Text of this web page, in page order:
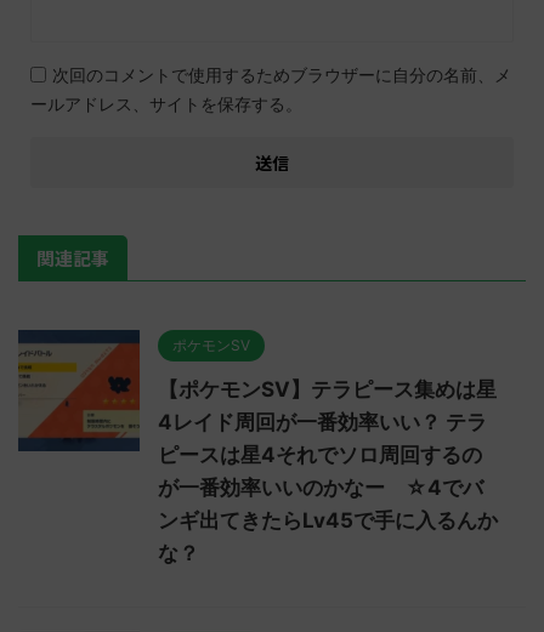
次回のコメントで使用するためブラウザーに自分の名前、メ
ールアドレス、サイトを保存する。
関連記事
ポケモンSV
【ポケモンSV】テラピース集めは星
4レイド周回が一番効率いい？ テラ
ピースは星4それでソロ周回するの
が一番効率いいのかなー ☆4でバ
ンギ出てきたらLv45で手に入るんか
な？